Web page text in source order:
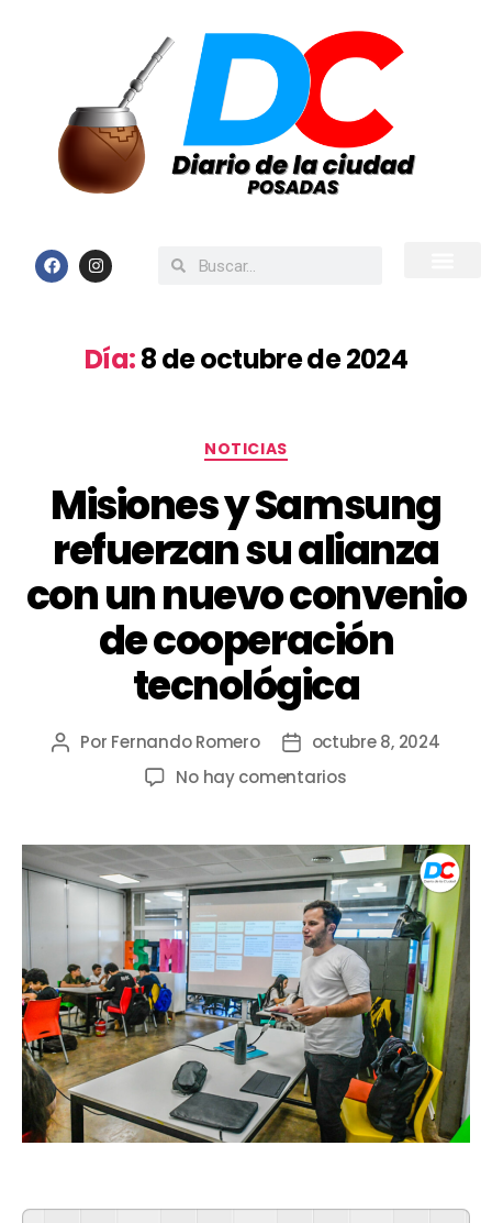
Día:8 de octubre de 2024
NOTICIAS
Misiones y Samsung
refuerzan su alianza
con un nuevo convenio
de cooperación
tecnológica
Por Fernando Romero
octubre 8, 2024
No hay comentarios